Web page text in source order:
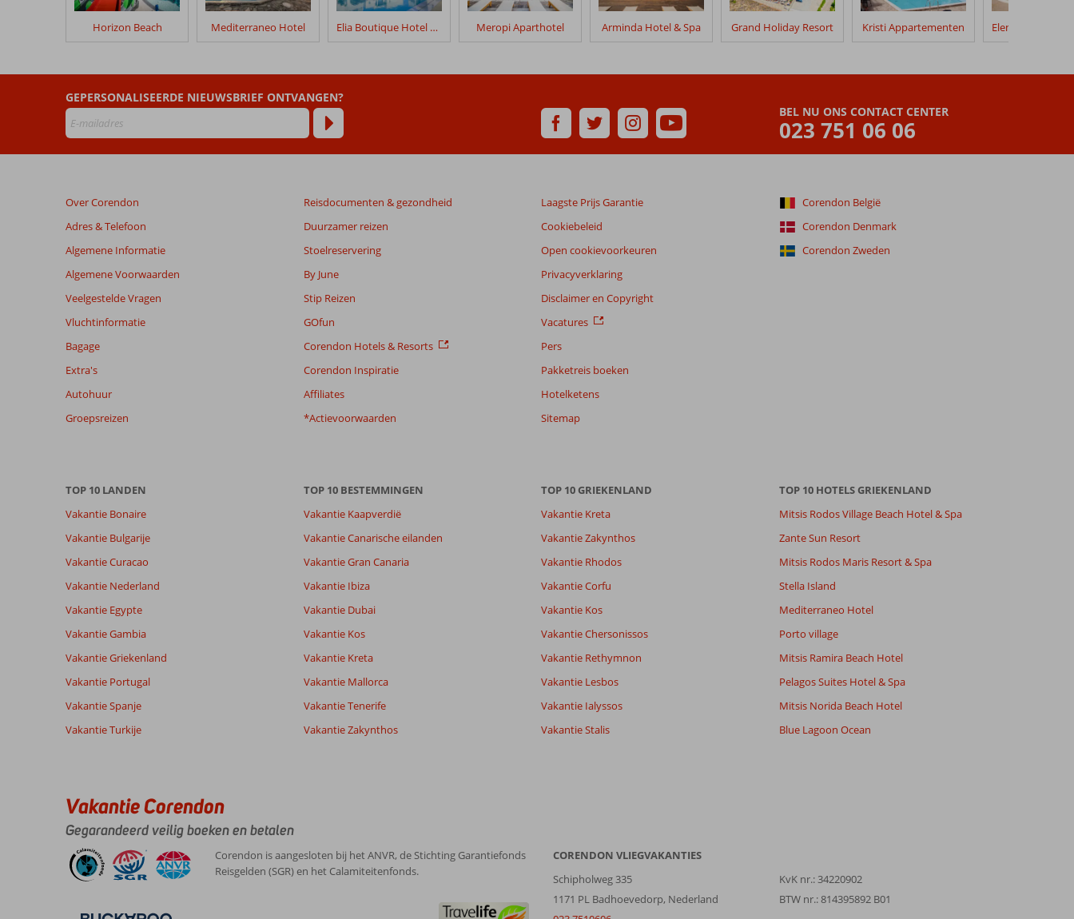
Horizon Beach Mediterraneo Hotel Elia Boutique Hotel by S Resorts Meropi Aparthotel Arminda Hotel & Spa Grand Holiday Resort Kristi Appartementen
BEL NU ONS CONTACT CENTER
023 751 06 06
GEPERSONALISEERDE NIEUWSBRIEF ONTVANGEN?
Over Corendon
Adres & Telefoon
Algemene Informatie
Algemene Voorwaarden
Veelgestelde Vragen
Vluchtinformatie
Bagage
Extra's
Autohuur
Groepsreizen
Reisdocumenten & gezondheid
Duurzamer reizen
Stoelreservering
By June
Stip Reizen
GOfun
Corendon Hotels & Resorts
Corendon Inspiratie
Affiliates
*Actievoorwaarden
Laagste Prijs Garantie
Cookiebeleid
Open cookievoorkeuren
Privacyverklaring
Disclaimer en Copyright
Vacatures
Pers
Pakketreis boeken
Hotelketens
Sitemap
Corendon België
Corendon Denmark
Corendon Zweden
TOP 10 LANDEN
Vakantie Bonaire
Vakantie Bulgarije
Vakantie Curacao
Vakantie Nederland
Vakantie Egypte
Vakantie Gambia
Vakantie Griekenland
Vakantie Portugal
Vakantie Spanje
Vakantie Turkije
TOP 10 BESTEMMINGEN
Vakantie Kaapverdië
Vakantie Canarische eilanden
Vakantie Gran Canaria
Vakantie Ibiza
Vakantie Dubai
Vakantie Kos
Vakantie Kreta
Vakantie Mallorca
Vakantie Tenerife
Vakantie Zakynthos
TOP 10 GRIEKENLAND
Vakantie Kreta
Vakantie Zakynthos
Vakantie Rhodos
Vakantie Corfu
Vakantie Kos
Vakantie Chersonissos
Vakantie Rethymnon
Vakantie Lesbos
Vakantie Ialyssos
Vakantie Stalis
TOP 10 HOTELS GRIEKENLAND
Mitsis Rodos Village Beach Hotel & Spa
Zante Sun Resort
Mitsis Rodos Maris Resort & Spa
Stella Island
Mediterraneo Hotel
Porto village
Mitsis Ramira Beach Hotel
Pelagos Suites Hotel & Spa
Mitsis Norida Beach Hotel
Blue Lagoon Ocean
Vakantie Corendon
Gegarandeerd veilig boeken en betalen
Corendon is aangesloten bij het ANVR, de Stichting Garantiefonds
Reisgelden (SGR) en het Calamiteitenfonds.
CORENDON VLIEGVAKANTIES
Schipholweg 335
1171 PL Badhoevedorp, Nederland
KvK nr.: 34220902
BTW nr.: 814395892 B01